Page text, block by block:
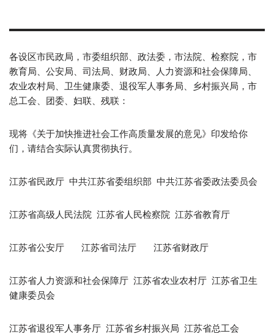
各设区市民政局，市委组织部、政法委，市法院、检察院，市
教育局、公安局、司法局、财政局、人力资源和社会保障局、
农业农村局、卫生健康委、退役军人事务局、乡村振兴局，市
总工会、团委、妇联、残联：
现将《关于加快推进社会工作高质量发展的意见》印发给你
们，请结合实际认真贯彻执行。
江苏省民政厅 中共江苏省委组织部 中共江苏省委政法委员会
江苏省高级人民法院 江苏省人民检察院 江苏省教育厅
江苏省公安厅 江苏省司法厅 江苏省财政厅
江苏省人力资源和社会保障厅 江苏省农业农村厅 江苏省卫生
健康委员会
江苏省退役军人事务厅 江苏省乡村振兴局 江苏省总工会